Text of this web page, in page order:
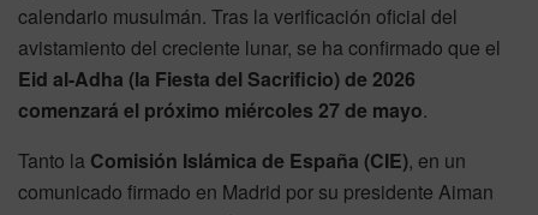
calendario musulmán. Tras la verificación oficial del
avistamiento del creciente lunar, se ha confirmado que el
Eid al-Adha (la Fiesta del Sacrificio) de 2026
comenzará el próximo miércoles 27 de mayo.
Tanto la Comisión Islámica de España (CIE), en un
comunicado firmado en Madrid por su presidente Aiman